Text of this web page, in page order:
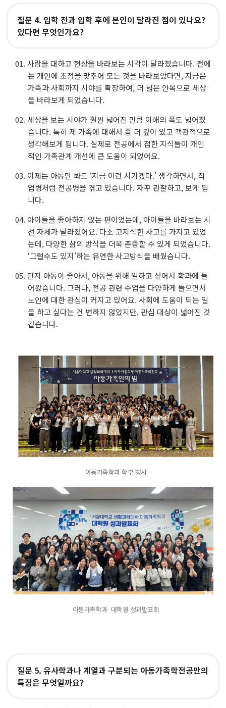
질문 4. 입학 전과 입학 후에 본인이 달라진 점이 있나요?
있다면 무엇인가요?
사람을 대하고 현상을 바라보는 시각이 달라졌습니다. 전에
는 개인에 초점을 맞추어 모든 것을 바라보았다면, 지금은
가족과 사회까지 시야를 확장하여, 더 넓은 안목으로 세상
을 바라보게 되었습니다.
세상을 보는 시야가 훨씬 넓어진 만큼 이해의 폭도 넓어졌
습니다. 특히 제 가족에 대해서 좀 더 깊이 있고 객관적으로
생각해보게 됩니다. 실제로 전공에서 접한 지식들이 개인
적인 가족관계 개선에 큰 도움이 되었어요.
이제는 아동만 봐도 ‘지금 이런 시기겠다.’ 생각하면서, 직
업병처럼 전공병을 겪고 있습니다. 자꾸 관찰하고, 보게 됩
니다.
아이들을 좋아하지 않는 편이었는데, 아이들을 바라보는 시
선 자체가 달라졌어요. 다소 고지식한 사고를 가지고 있었
는데, 다양한 삶의 방식을 더욱 존중할 수 있게 되었습니다.
‘그럴수도 있지’하는 유연한 사고방식을 배웠습니다.
단지 아동이 좋아서, 아동을 위해 일하고 싶어서 학과에 들
어왔습니다. 그러나, 전공 관련 수업을 다양하게 들으면서
노인에 대한 관심이 커지고 있어요. 사회에 도움이 되는 일
을 하고 싶다는 건 변하지 않았지만, 관심 대상이 넓어진 것
같습니다.
아동가족학과 학부 행사
아동가족학과 대학원 성과발표회
질문 5. 유사학과나 계열과 구분되는 아동가족학전공만의
특징은 무엇일까요?